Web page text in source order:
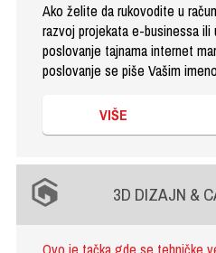
Ako želite da rukovodite u
razvoj projekata e-businessa ili
poslovanje tajnama internet
poslovanje se piše Vašim
VIŠE
3D DIZAJN &